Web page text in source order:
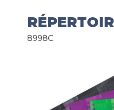
8998C